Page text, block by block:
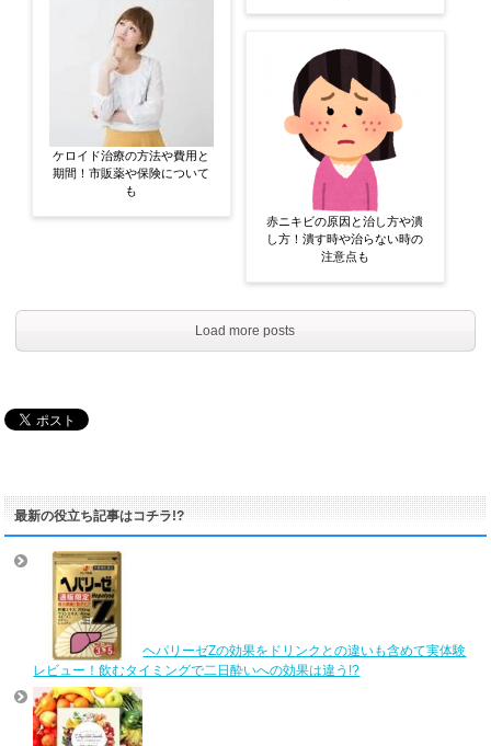
ケロイド治療の方法や費用と
期間！市販薬や保険について
も
赤ニキビの原因と治し方や潰
し方！潰す時や治らない時の
注意点も
Load more posts
最新の役立ち記事はコチラ!?
ヘパリーゼZの効果をドリンクとの違いも含めて実体験
レビュー！飲むタイミングで二日酔いへの効果は違う!?